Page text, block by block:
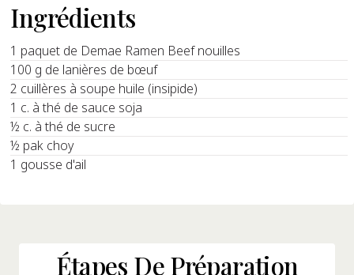
Ingrédients
1 paquet de Demae Ramen Beef nouilles
100 g de lanières de bœuf
2 cuillères à soupe huile (insipide)
1 c. à thé de sauce soja
½ c. à thé de sucre
½ pak choy
1 gousse d'ail
Étapes De Préparation